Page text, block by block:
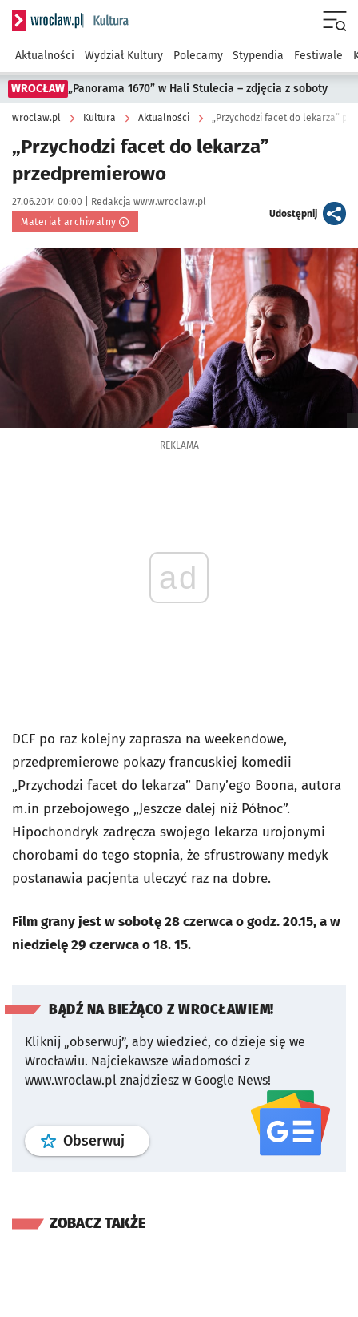
Serwis informacyjny wroclaw.pl podserwis: Kultura
Aktualności Wydział Kultury Polecamy Stypendia Festiwale
WROCŁAW „Panorama 1670” w Hali Stulecia – zdjęcia z soboty
wroclaw.pl Kultura Aktualności „Przychodzi facet do lekarza”
„Przychodzi facet do lekarza”
przedpremierowo
Data publikacji:
27.06.2014 00:00 | Autor:
Redakcja www.wroclaw.pl
Materiał archiwalny
Udostępnijartykuł
Kliknij, aby powiększyć
REKLAMA
ad
DCF po raz kolejny zaprasza na weekendowe,
przedpremierowe pokazy francuskiej komedii
„Przychodzi facet do lekarza” Dany’ego Boona, autora
m.in przebojowego „Jeszcze dalej niż Północ”.
Hipochondryk zadręcza swojego lekarza urojonymi
chorobami do tego stopnia, że sfrustrowany medyk
postanawia pacjenta uleczyć raz na dobre.
Film grany jest w sobotę 28 czerwca o godz. 20.15, a w
niedzielę 29 czerwca o 18. 15.
BĄDŹ NA BIEŻĄCO Z WROCŁAWIEM!
Kliknij „obserwuj”, aby wiedzieć, co dzieje się we
Wrocławiu. Najciekawsze wiadomości z
www.wroclaw.pl znajdziesz w Google News!
Obserwuj profil serwisu
ZOBACZ TAKŻE